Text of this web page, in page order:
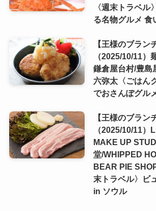
〈週末トラベル
る名物グルメ 食
【王様のブラン
（2025/10/11）
鎌倉屋台村/豊島
六弥太〈ごはん
でおさんぽグル
【王様のブラン
（2025/10/11）
MAKE UP
堂/WHIPPED
BEAR PIE
末トラベル〉ビ
in ソウル